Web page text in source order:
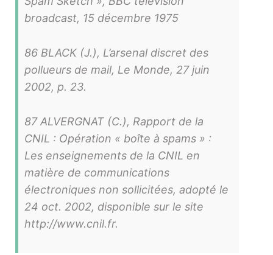
broadcast, 15 décembre 1975
86 BLACK (J.), L’arsenal discret des
pollueurs de mail, Le Monde, 27 juin
2002, p. 23.
87 ALVERGNAT (C.), Rapport de la
CNIL : Opération « boîte à spams » :
Les enseignements de la CNIL en
matière de communications
électroniques non sollicitées, adopté le
24 oct. 2002, disponible sur le site
http://www.cnil.fr.